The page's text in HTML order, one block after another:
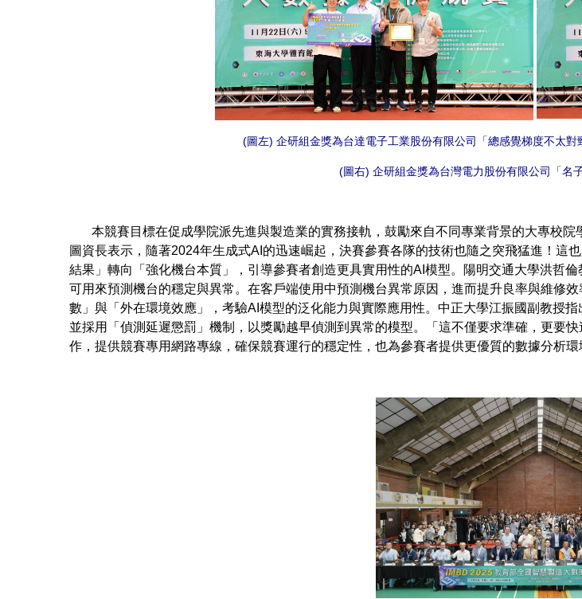
(圖左) 企研組金獎為台達電子工業股份有限公司「總感覺梯度不太
(圖右) 企研組金獎為台灣電力股份有限公司「名
本競賽目標在促成學院派先進與製造業的實務接軌，鼓勵來自不同專業背景的大專校院
圖資長表示，隨著2024年生成式AI的迅速崛起，決賽參賽各隊的技術也隨之突飛猛進！這
結果」轉向「強化機台本質」，引導參賽者創造更具實用性的AI模型。陽明交通大學洪哲
可用來預測機台的穩定與異常。在客戶端使用中預測機台異常原因，進而提升良率與維修
數」與「外在環境效應」，考驗AI模型的泛化能力與實際應用性。中正大學江振國副教授
並採用「偵測延遲懲罰」機制，以獎勵越早偵測到異常的模型。「這不僅要求準確，更要
作，提供競賽專用網路專線，確保競賽運行的穩定性，也為參賽者提供更優質的數據分析環